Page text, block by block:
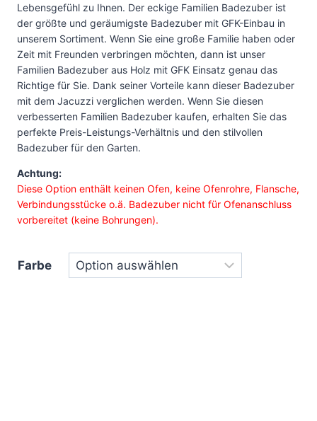
Lebensgefühl zu Ihnen. Der eckige Familien Badezuber ist
der größte und geräumigste Badezuber mit GFK-Einbau in
unserem Sortiment. Wenn Sie eine große Familie haben oder
Zeit mit Freunden verbringen möchten, dann ist unser
Familien Badezuber aus Holz mit GFK Einsatz genau das
Richtige für Sie. Dank seiner Vorteile kann dieser Badezuber
mit dem Jacuzzi verglichen werden. Wenn Sie diesen
verbesserten Familien Badezuber kaufen, erhalten Sie das
perfekte Preis-Leistungs-Verhältnis und den stilvollen
Badezuber für den Garten.
Achtung:
Diese Option enthält keinen Ofen, keine Ofenrohre, Flansche,
Verbindungsstücke o.ä. Badezuber nicht für Ofenanschluss
vorbereitet (keine Bohrungen).
Farbe